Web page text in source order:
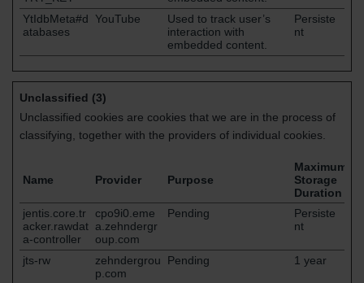
YtIdbMeta#d
atabases
YouTube
Used to track user’s
interaction with
embedded content.
Persiste
nt
Unclassified (3)
Unclassified cookies are cookies that we are in the process of
classifying, together with the providers of individual cookies.
Name Provider Purpose
Maximum
Storage
Duration
jentis.core.tr
acker.rawdat
a-controller
cpo9i0.eme
a.zehndergr
oup.com
Pending
Persiste
nt
jts-rw
zehndergrou
p.com
Pending 1 year